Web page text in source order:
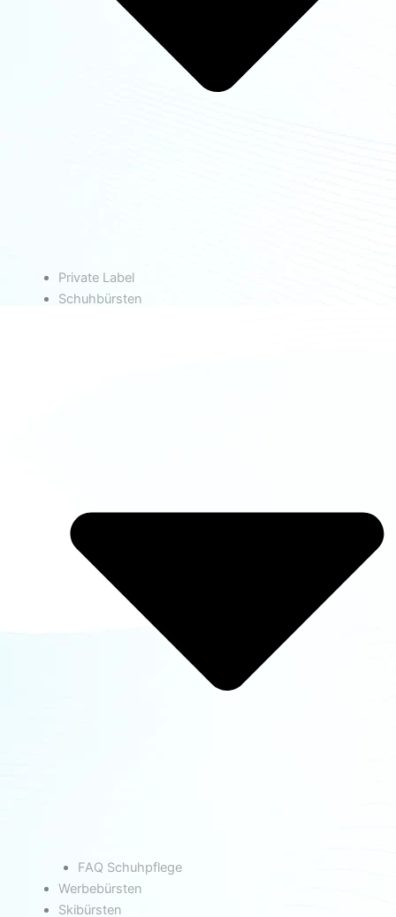
Private Label
Schuhbürsten
FAQ Schuhpflege
Werbebürsten
Skibürsten